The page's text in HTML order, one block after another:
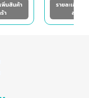
พิ่มสินค้า
า
รายละเอียด/
ลงตะก